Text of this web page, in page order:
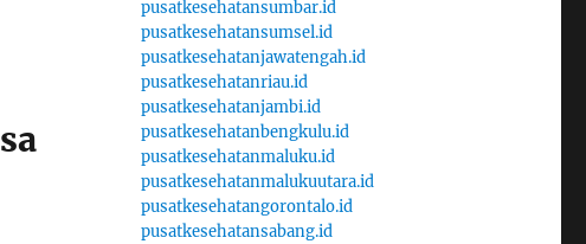
pusatkesehatansumbar.id
pusatkesehatansumsel.id
pusatkesehatanjawatengah.id
pusatkesehatanriau.id
pusatkesehatanjambi.id
pusatkesehatanbengkulu.id
pusatkesehatanmaluku.id
pusatkesehatanmalukuutara.id
pusatkesehatangorontalo.id
pusatkesehatansabang.id